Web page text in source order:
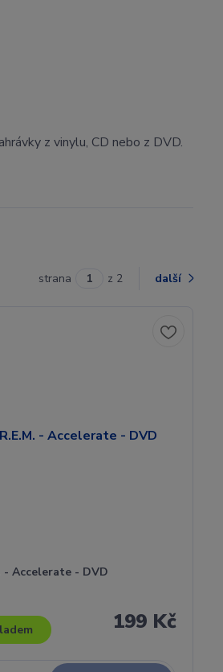
z vinylu, CD nebo z DVD.
strana z 2 další
- Accelerate - DVD
199 Kč